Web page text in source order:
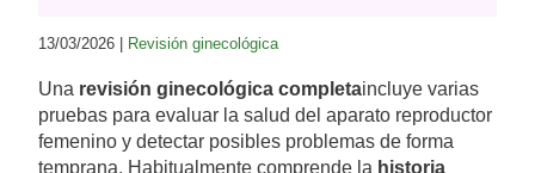
13/03/2026 | Revisión ginecológica
Una revisión ginecológica completaincluye varias
pruebas para evaluar la salud del aparato reproductor
femenino y detectar posibles problemas de forma
temprana. Habitualmente comprende la historia